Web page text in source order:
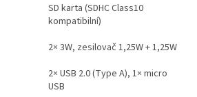
SD karta (SDHC Class10
kompatibilní)
2× 3W, zesilovač 1,25W + 1,25W
2× USB 2.0 (Type A), 1× micro
USB